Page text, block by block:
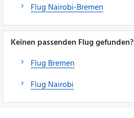
Flug Nairobi-Bremen
Keinen passenden Flug gefunden?
Flug Bremen
Flug Nairobi